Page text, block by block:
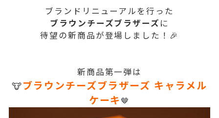
ブランドリニューアルを行った
ブラウンチーズブラザーズ に
待望の新商品が登場しました！🎉
新商品第一弾は
🐮ブラウンチーズブラザーズ キャラメル
ケーキ🤎